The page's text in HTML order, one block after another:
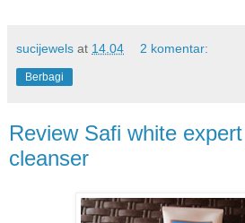
sucijewels at 14.04 2 komentar:
Berbagi
Review Safi white
cleanser